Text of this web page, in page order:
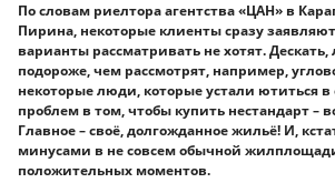
По словам риелтора агентства «ЦАН» в
Пирина, некоторые клиенты сразу
варианты рассматривать не хотят.
подороже, чем рассмотрят, например,
некоторые люди, которые устали ютиться
проблем в том, чтобы купить нестандарт –
Главное – своё, долгожданное жильё! И,
минусами в не совсем обычной
положительных моментов.